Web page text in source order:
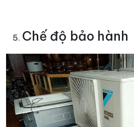
Chế độ bảo hành